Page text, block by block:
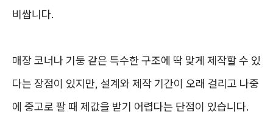
비쌉니다.
매장 코너나 기둥 같은 특수한 구조에 딱 맞게 제작할 수 있
다는 장점이 있지만, 설계와 제작 기간이 오래 걸리고 나중
에 중고로 팔 때 제값을 받기 어렵다는 단점이 있습니다.